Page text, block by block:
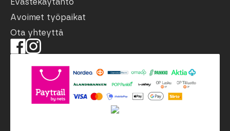
Avoimet työpaikat
Ota yhteyttä